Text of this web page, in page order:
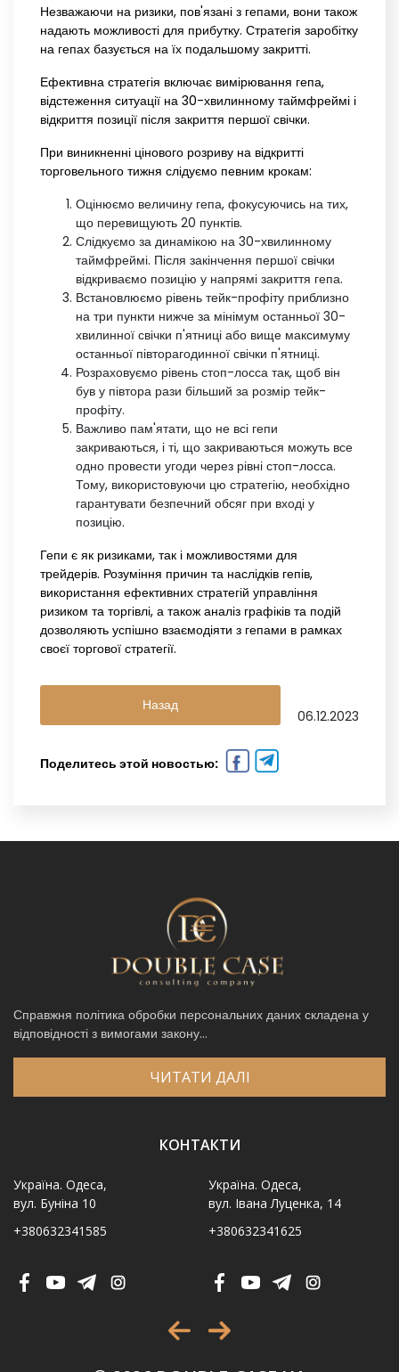
Незважаючи на ризики, пов'язані з гепами, вони також
надають можливості для прибутку. Стратегія заробітку
на гепах базується на їх подальшому закритті.
Ефективна стратегія включає вимірювання гепа,
відстеження ситуації на 30-хвилинному таймфреймі і
відкриття позиції після закриття першої свічки.
При виникненні цінового розриву на відкритті
торговельного тижня слідуємо певним крокам:
Оцінюємо величину гепа, фокусуючись на тих,
що перевищують 20 пунктів.
Слідкуємо за динамікою на 30-хвилинному
таймфреймі. Після закінчення першої свічки
відкриваємо позицію у напрямі закриття гепа.
Встановлюємо рівень тейк-профіту приблизно
на три пункти нижче за мінімум останньої 30-
хвилинної свічки п'ятниці або вище максимуму
останньої півторагодинної свічки п'ятниці.
Розраховуємо рівень стоп-лосса так, щоб він
був у півтора рази більший за розмір тейк-
профіту.
Важливо пам'ятати, що не всі гепи
закриваються, і ті, що закриваються можуть все
одно провести угоди через рівні стоп-лосса.
Тому, використовуючи цю стратегію, необхідно
гарантувати безпечний обсяг при вході у
позицію.
Гепи є як ризиками, так і можливостями для
трейдерів. Розуміння причин та наслідків гепів,
використання ефективних стратегій управління
ризиком та торгівлі, а також аналіз графіків та подій
дозволяють успішно взаємодіяти з гепами в рамках
своєї торгової стратегії.
Назад
06.12.2023
Поделитесь этой новостью:
Справжня політика обробки персональних даних складена у
відповідності з вимогами закону...
ЧИТАТИ ДАЛІ
КОНТАКТИ
Україна. Одеса,
вул. Буніна 10
+380632341585
Україна. Одеса,
вул. Івана Луценка, 14
+380632341625